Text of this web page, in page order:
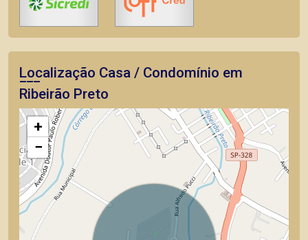
Localização Casa / Condomínio em
Ribeirão Preto
+
−